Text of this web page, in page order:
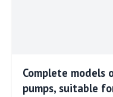
Complete
pumps, suitable